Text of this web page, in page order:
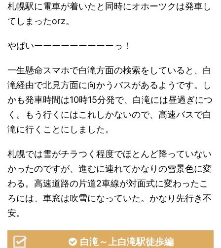
札幌駅に電車が着いたと同時にオホーツクは発車し
てしまったorz。
やばいーーーーーーーーーっ！
一生懸命スマホで白滝方面の検索をしていると、白
滝経由で北見方面に向かうバスがあるようです。し
かも発車時間は10時15分発で、白滝には昼過ぎにつ
く。もう行くにはこれしかないので、高速バスで白
滝に行くことにしました。
札幌では雪がチラつく程度でほとんど降っていない
かったのですが、進むに連れてかなりの雪景色に変
わる。高速道路の片道2車線が対面式に変わったこ
ろには、車窓は吹雪になっていた。かなり先行き不
安。
白滝～上白滝駅徒歩編